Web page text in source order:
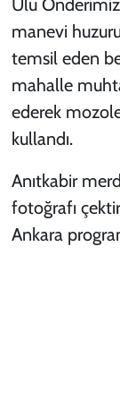
Ulu
manevi
temsil eden
mahalle
ederek
kullandı.
Anıtkabir
fotoğrafı
Ankara